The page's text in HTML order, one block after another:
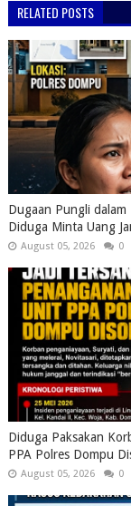
RELATED POSTS
Dugaan Pungli
Diduga Minta Uang
August 05, 2026 0
Diduga Paksakan
PPA Polres Dompu
August 05, 2026 0